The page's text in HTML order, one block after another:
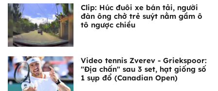
Clip: Húc đuôi xe bán tải, người
đàn ông chở trẻ suýt nằm gầm ô
tô ngược chiều
Video tennis Zverev - Griekspoor:
"Địa chấn" sau 3 set, hạt giống số
1 sụp đổ (Canadian Open)